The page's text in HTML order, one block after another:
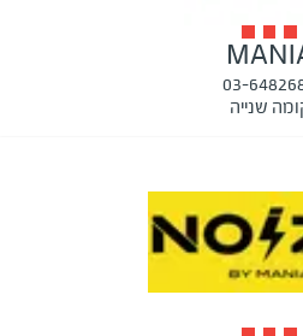
03-
שנייה